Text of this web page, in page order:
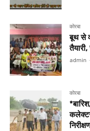
कोरबा
बूथ से
admin -
कोरबा